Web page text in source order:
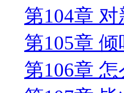
第104章
第105章
第106章